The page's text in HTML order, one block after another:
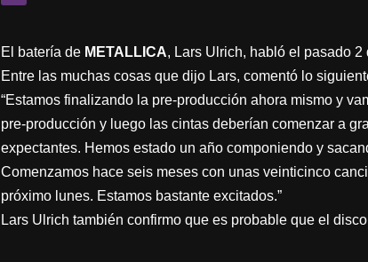
El batería de METALLICA, Lars Ulrich, habló el pasado 2
Entre las muchas cosas que dijo Lars, comentó lo
“Estamos finalizando la pre-producción ahora mismo y
pre-producción y luego las cintas deberían comenzar a
expectantes. Hemos estado un año componiendo y
Comenzamos hace seis meses con unas veinticinco
próximo lunes. Estamos bastante excitados.”
Lars Ulrich también confirmo que es probable que el